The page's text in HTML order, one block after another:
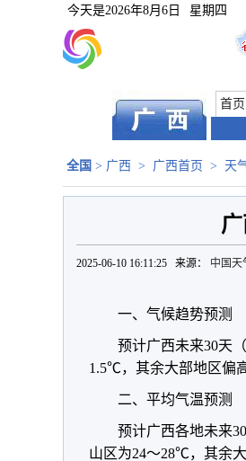
今天是2026年8月6日 星期四
首页
全国 > 广西 > 广西首页 > 天
2025-06-10 16:11:25 来源： 中国天
一、气候趋势预测
预计广西未来30天
1.5℃，其余大部地区偏
二、平均气温预测
预计广西各地未来
山区为24～28℃，其余